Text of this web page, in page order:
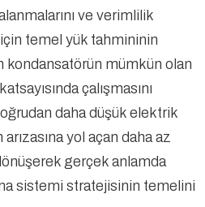
ve verimlilik
temel yük tahmininin
mümkün olan
çalışmasını
daha düşük elektrik
yol açan daha az
gerçek anlamda
sistemi stratejisinin temelini